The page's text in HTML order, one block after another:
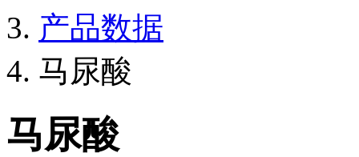
产品数据
马尿酸
马尿酸